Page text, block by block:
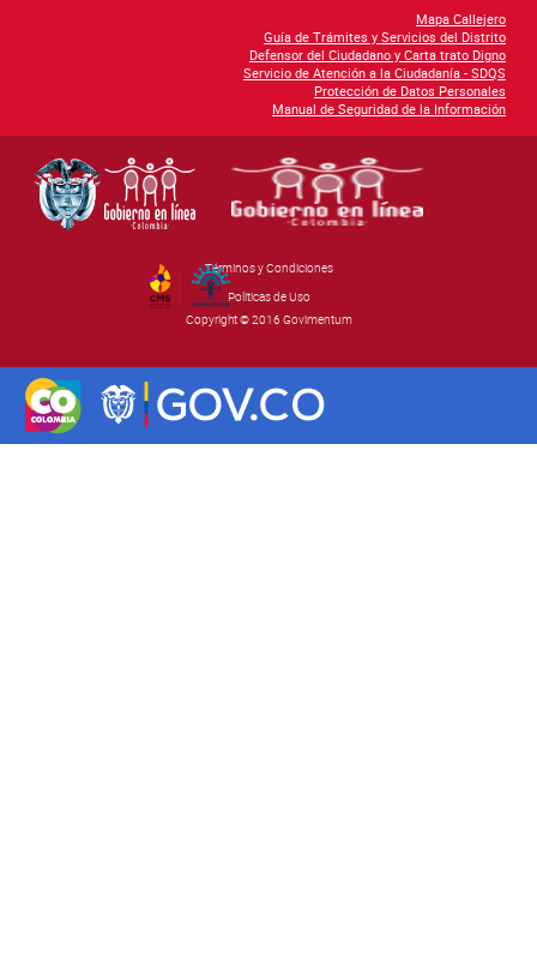
Mapa Callejero
Guía de Trámites y Servicios del Distrito
Defensor del Ciudadano y Carta trato Digno
Servicio de Atención a la Ciudadanía - SDQS
Protección de Datos Personales
Manual de Seguridad de la Información
Términos y Condiciones
Políticas de Uso
Copyright © 2016 Govimentum
By Govimentum